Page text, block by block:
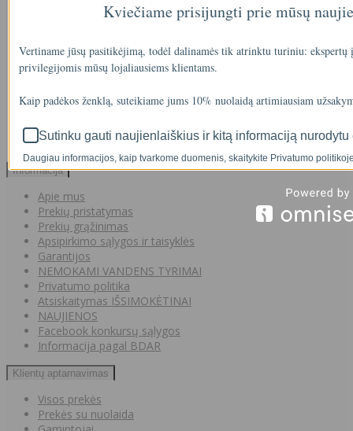
SOM GUARD
€3600
Informacija
Apie mus
Prekių pristatymas
Prekių grąžinimas
Apsipirkimo sąlygos ir taisyklės
Garantijos
NEMOKAMI VANDENS TYRIMAI
Privatumo politika
Atsiskaitymas IŠSIMOKĖTINAI
NAUJIENOS
Facebook konkursų sąlygos
Informacija pagal BDAR
Klientų aptarnavimas
Visos prekės
Prekės su nuolaida
Kviečiame prisijungti prie mūsų
Vertiname jūsų pasitikėjimą, todėl dalinamės tik atrinktu turiniu:
privilegijomis mūsų lojaliausiems klientams.
Kaip padėkos ženklą, suteikiame jums 10% nuolaidą artimiausiam
Sutinku gauti naujienlaiškius ir kitą informaciją
Daugiau informacijos, kaip tvarkome duomenis, skaitykite Privatumo